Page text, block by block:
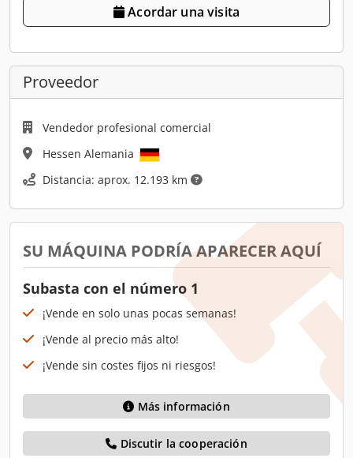
Acordar una visita
Proveedor
Vendedor profesional comercial
Hessen Alemania
Distancia: aprox. 12.193 km
SU MÁQUINA PODRÍA APARECER AQUÍ
Subasta con el número 1
¡Vende en solo unas pocas semanas!
¡Vende al precio más alto!
¡Vende sin costes fijos ni riesgos!
Más información
Discutir la cooperación